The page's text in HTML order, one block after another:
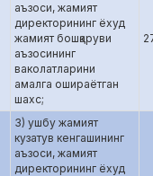
аъзоси, жамият
директорининг ёхуд
жамият бошқаруви
аъзосининг
ваколатларини
амалга ошираётган
шахс;
3) ушбу жамият
кузатув кенгашининг
аъзоси, жамият
директорининг ёхуд